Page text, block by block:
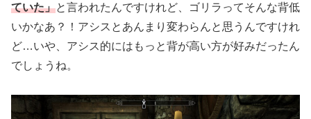
ていた」と言われたんですけれど、ゴリラってそんな背低
いかなあ？！アシスとあんまり変わらんと思うんですけれ
ど…いや、アシス的にはもっと背が高い方が好みだったん
でしょうね。